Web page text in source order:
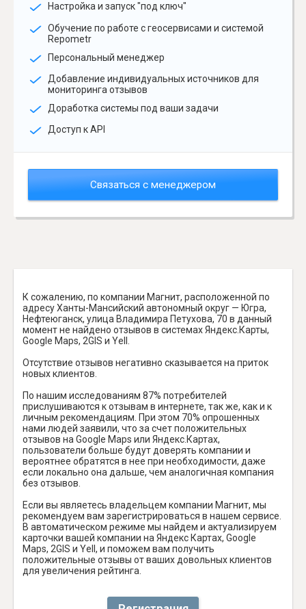
Настройка и запуск "под ключ"
Обучение по работе с геосервисами и системой
Repometr
Персональный менеджер
Добавление индивидуальных источников для
мониторинга отзывов
Доработка системы под ваши задачи
Доступ к API
Связаться с менеджером
К сожалению, по компании Магнит, расположенной по
адресу Ханты-Мансийский автономный округ — Югра,
Нефтеюганск, улица Владимира Петухова, 70 в данный
момент не найдено отзывов в системах Яндекс.Карты,
Google Maps, 2GIS и Yell.
Отсутствие отзывов негативно сказывается на приток
новых клиентов.
По нашим исследованиям 87% потребителей
прислушиваются к отзывам в интернете, так же, как и к
личным рекомендациям. При этом 70% опрошенных
нами людей заявили, что за счет положительных
отзывов на Google Maps или Яндекс.Картах,
пользователи больше будут доверять компании и
вероятнее обратятся в нее при необходимости, даже
если локально она дальше, чем аналогичная компания
без отзывов.
Если вы являетесь владельцем компании Магнит, мы
рекомендуем вам зарегистрироваться в нашем сервисе.
В автоматическом режиме мы найдем и актуализируем
карточки вашей компании на Яндекс Картах, Google
Maps, 2GIS и Yell, и поможем вам получить
положительные отзывы от ваших довольных клиентов
для увеличения рейтинга.